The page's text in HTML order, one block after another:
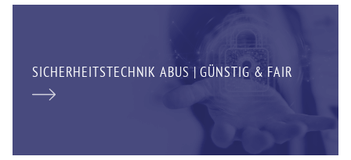
SICHERHEITSTECHNIK ABUS | GÜNSTIG & FAIR